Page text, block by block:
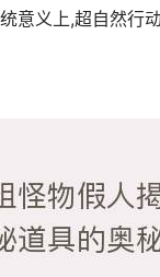
意义上,超自然行